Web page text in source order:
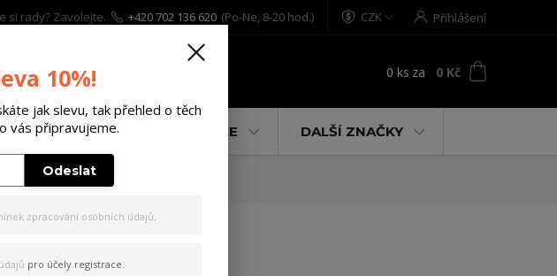
CZK Přihlášení
si rady? Zavolejte. +420 702 136 620 (Po-Ne, 8-20 hod.)
0 ks za 0 Kč
POUKAZY % AKCE DALŠÍ ZNAČKY
T-Shirt
10%!
jak slevu, tak přehled o těch
vás připravujeme.
Odeslat
zpracování osobních údajů.
pro účely registrace.